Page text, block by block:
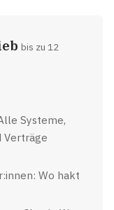
bis zu 12
Systeme,
Verträge
Wo hakt